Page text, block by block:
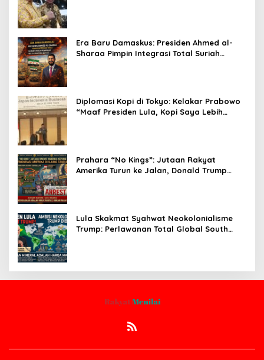
Era Baru Damaskus: Presiden Ahmed al-
Sharaa Pimpin Integrasi Total Suriah
Diplomasi Kopi di Tokyo: Kelakar Prabowo
“Maaf Presiden Lula, Kopi Saya Lebih
Prahara “No Kings”: Jutaan Rakyat
Amerika Turun ke Jalan, Donald Trump
Lula Skakmat Syahwat Neokolonialisme
Trump: Perlawanan Total Global South